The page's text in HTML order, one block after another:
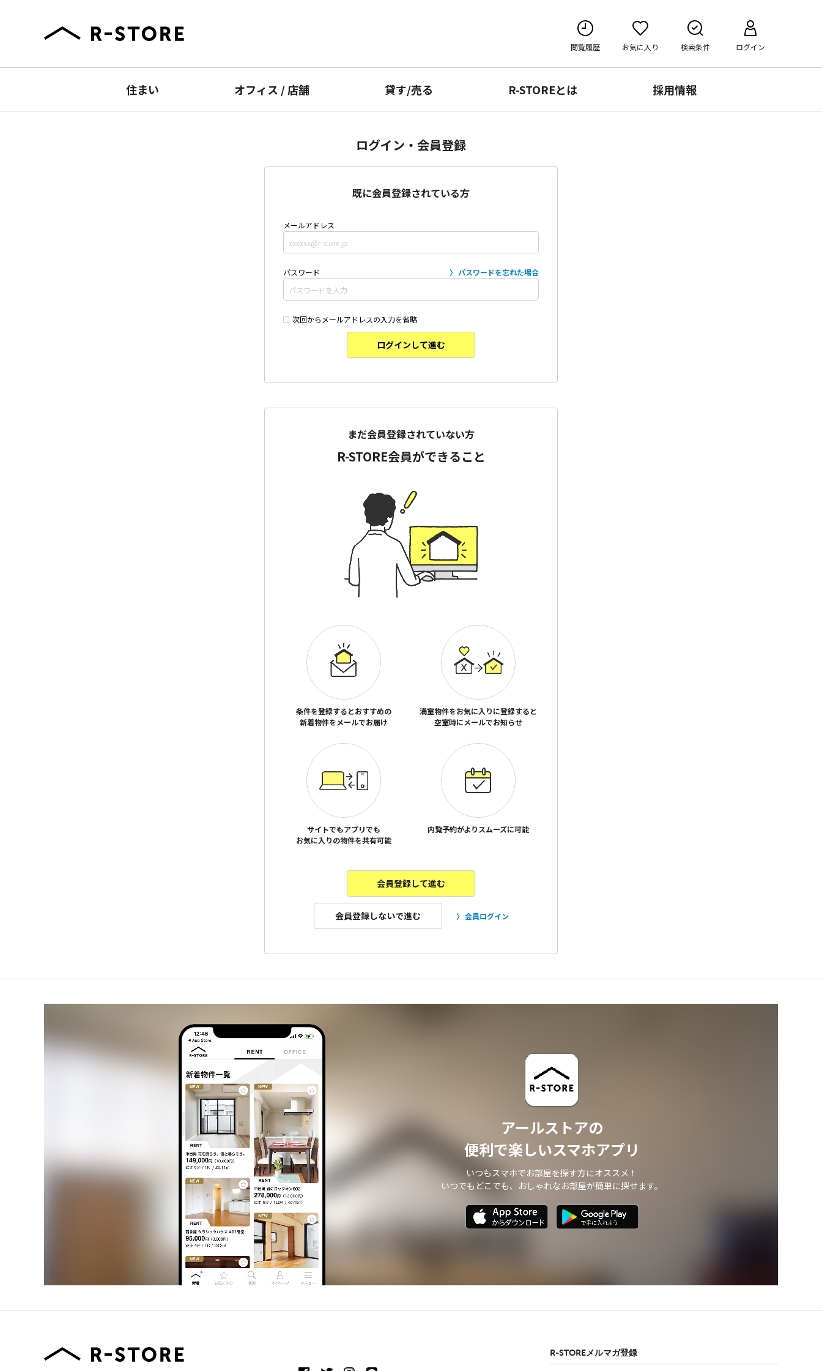
閲覧履歴 お気に入り 検索条件 ログイン
住まい オフィス /店舗 貸す/売る R-STOREとは 採用情報
ログイン・会員登録
既に会員登録されている方
メールアドレス
パスワード パスワードを忘れた場合
次回からメールアドレスの入力を省略
ログインして進む
まだ会員登録されていない方
R-STORE会員ができること
条件を登録するとおすすめの
新着物件をメールでお届け
満室物件をお気に入りに登録すると
空室時にメールでお知らせ
サイトでもアプリでも
お気に入りの物件を共有可能
内覧予約がよりスムーズに可能
会員登録して進む
会員登録しないで進む 会員ログイン
アールストアの
便利で楽しいスマホアプリ
いつもスマホでお部屋を探す方にオススメ！
いつでもどこでも、おしゃれなお部屋が簡単に探せます。
R-STOREメルマガ登録